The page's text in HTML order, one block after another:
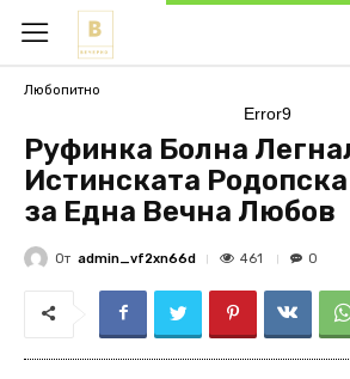
Любопитно
Error9
Руфинка Болна
Истинската
за Една Вечна Любов
От admin_vf2xn66d 461 0